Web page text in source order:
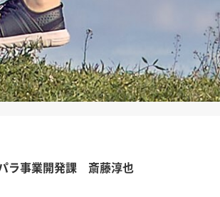
ラ事業開発課 斎藤淳也